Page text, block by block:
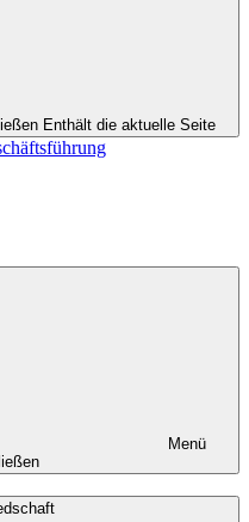
Enthält die aktuelle Seite
Menü